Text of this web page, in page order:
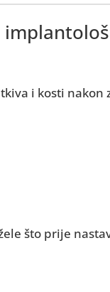
i kosti nakon
što prije